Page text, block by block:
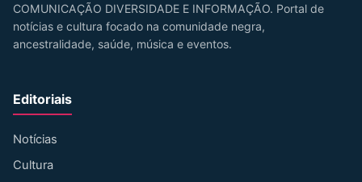
COMUNICAÇÃO DIVERSIDADE E INFORMAÇÃO. Portal de
notícias e cultura focado na comunidade negra,
ancestralidade, saúde, música e eventos.
Editoriais
Notícias
Cultura